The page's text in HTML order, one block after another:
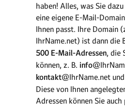
haben! Alles, was Sie
eine eigene E-Mail-
Ihnen passt. Ihre Domain
IhrName.net) ist dann die
500 E-Mail-Adressen, die
können, z. B. info
kontakt@IhrName.net
Diese von Ihnen
Adressen können Sie